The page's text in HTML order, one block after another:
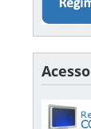
Acesso